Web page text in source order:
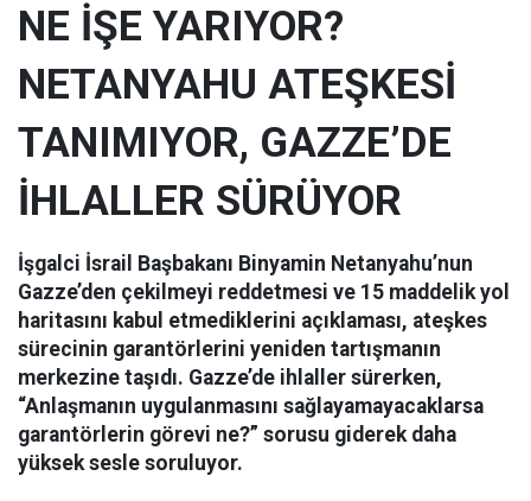
NE İŞE YARIYOR?
NETANYAHU ATEŞKESİ
TANIMIYOR, GAZZE’DE
İHLALLER SÜRÜYOR
İşgalci İsrail Başbakanı Binyamin Netanyahu’nun
Gazze’den çekilmeyi reddetmesi ve 15 maddelik yol
haritasını kabul etmediklerini açıklaması, ateşkes
sürecinin garantörlerini yeniden tartışmanın
merkezine taşıdı. Gazze’de ihlaller sürerken,
“Anlaşmanın uygulanmasını sağlayamayacaklarsa
garantörlerin görevi ne?” sorusu giderek daha
yüksek sesle soruluyor.